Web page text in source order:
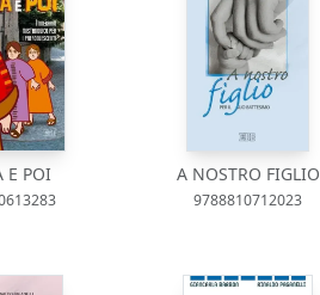
E POI A NOSTRO FIGLIO
9788810712023